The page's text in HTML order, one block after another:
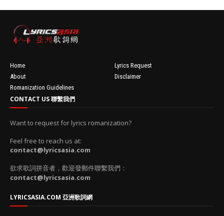
'data:post.fea
resizeImage
100'
Home
Lyrics Request
About
Disclaimer
Romanization Guidelines
CONTACT US 聯繫我們
Want to request for lyrics romanization?
Feel free to reach us at:
contact@lyricsasia.com
欲求歌詞拼音者，歡迎發郵件聯繫我們：
contact@lyricsasia.com
LYRICSASIA.COM 亞洲歌詞網